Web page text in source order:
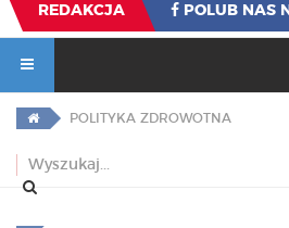
REDAKCJA POLUB NAS
POLITYKA ZDROWOTNA